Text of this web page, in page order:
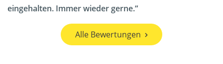
eingehalten. Immer wieder gerne.
Alle Bewertungen